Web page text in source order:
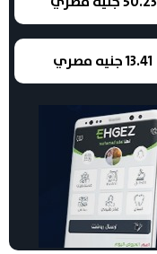
13.41 جنيه مصري